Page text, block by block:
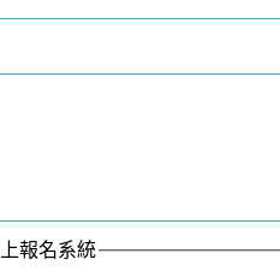
報名系統